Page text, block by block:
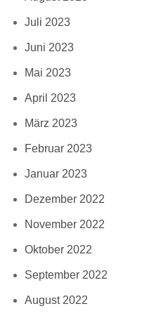
Juli 2023
Juni 2023
Mai 2023
April 2023
März 2023
Februar 2023
Januar 2023
Dezember 2022
November 2022
Oktober 2022
September 2022
August 2022